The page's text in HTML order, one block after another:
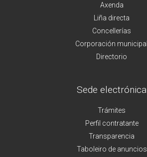
Axenda
Liña directa
Concellerías
Corporación municipal
Directorio
Sede electrónica
Trámites
Perfil contratante
Transparencia
Taboleiro de anuncios